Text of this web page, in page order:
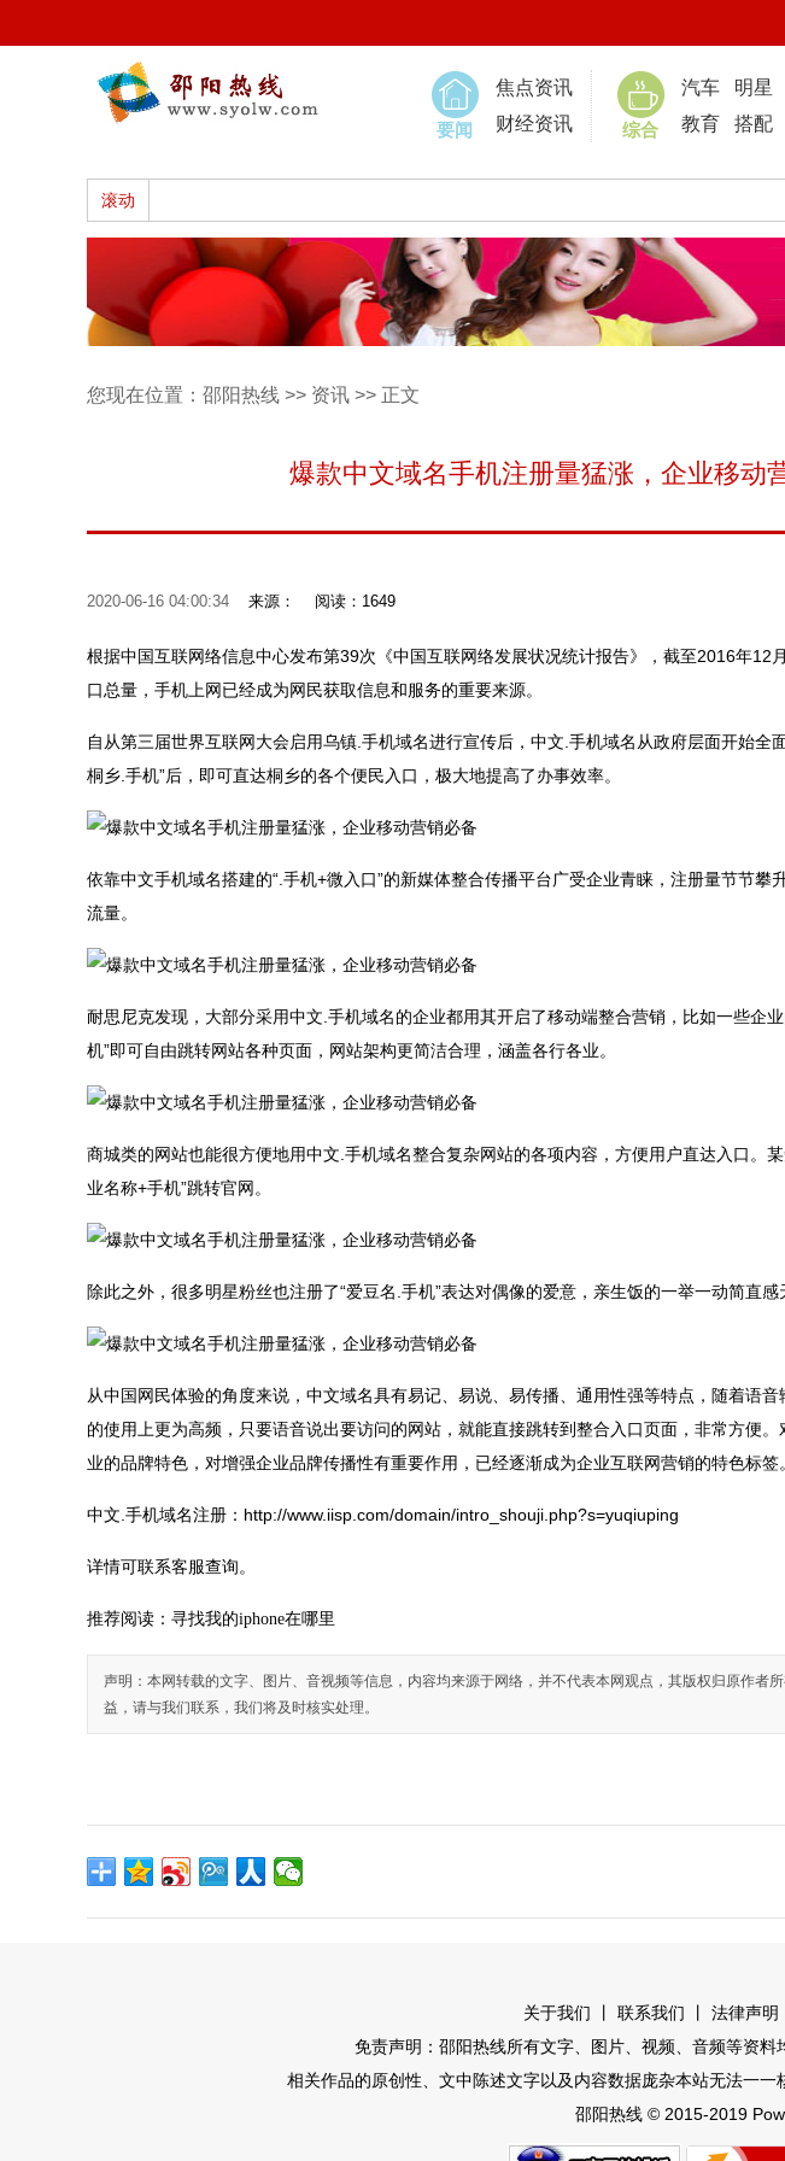
要闻
焦点资讯
财经资讯
综合
汽车
明星
教育
搭配
滚动
您现在位置： 邵阳热线 >> 资讯 >> 正文
爆款中文域名手机注册量猛涨，企业移动
2020-06-16 04:00:34 来源： 阅读：1649
根据中国互联网络信息中心发布第39次《中国互联网络发展状况统计报告》，截至2016年12
口总量，手机上网已经成为网民获取信息和服务的重要来源。
自从第三届世界互联网大会启用乌镇.手机域名进行宣传后，中文.手机域名从政府层面开始全
桐乡.手机”后，即可直达桐乡的各个便民入口，极大地提高了办事效率。
依靠中文手机域名搭建的“.手机+微入口”的新媒体整合传播平台广受企业青睐，注册量节节攀
流量。
耐思尼克发现，大部分采用中文.手机域名的企业都用其开启了移动端整合营销，比如一些企
机”即可自由跳转网站各种页面，网站架构更简洁合理，涵盖各行各业。
商城类的网站也能很方便地用中文.手机域名整合复杂网站的各项内容，方便用户直达入口。
业名称+手机”跳转官网。
除此之外，很多明星粉丝也注册了“爱豆名.手机”表达对偶像的爱意，亲生饭的一举一动简直感
从中国网民体验的角度来说，中文域名具有易记、易说、易传播、通用性强等特点，随着语
的使用上更为高频，只要语音说出要访问的网站，就能直接跳转到整合入口页面，非常方便
业的品牌特色，对增强企业品牌传播性有重要作用，已经逐渐成为企业互联网营销的特色标签。
中文.手机域名注册：http://www.iisp.com/domain/intro_shouji.php?s=yuqiuping
详情可联系客服查询。
推荐阅读： 寻找我的iphone在哪里
声明：本网转载的文字、图片、音视频等信息，内容均来源于网络，并不代表本网观点，其版权归原作者
益，请与我们联系，我们将及时核实处理。
关于我们 联系我们 法律声明
免责声明：邵阳热线所有文字、图片、视频、音频等资
相关作品的原创性、文中陈述文字以及内容数据庞杂本站无法一
邵阳热线© 2015-2019